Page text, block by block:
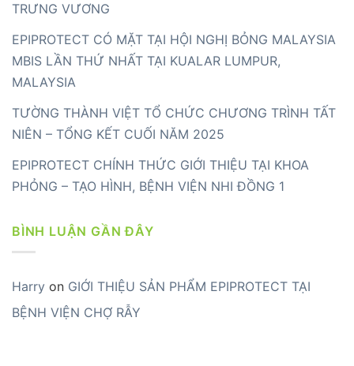
TRƯNG VƯƠNG
EPIPROTECT CÓ MẶT TẠI HỘI NGHỊ BỎNG MALAYSIA
MBIS LẦN THỨ NHẤT TẠI KUALAR LUMPUR,
MALAYSIA
TƯỜNG THÀNH VIỆT TỔ CHỨC CHƯƠNG TRÌNH TẤT
NIÊN – TỔNG KẾT CUỐI NĂM 2025
EPIPROTECT CHÍNH THỨC GIỚI THIỆU TẠI KHOA
PHỎNG – TẠO HÌNH, BỆNH VIỆN NHI ĐỒNG 1
BÌNH LUẬN GẦN ĐÂY
Harry on GIỚI THIỆU SẢN PHẨM EPIPROTECT TẠI
BỆNH VIỆN CHỢ RẪY